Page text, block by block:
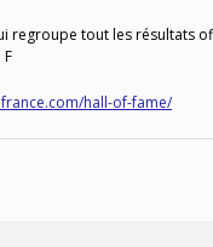
regroupe tout les résultats
hall-of-fame/